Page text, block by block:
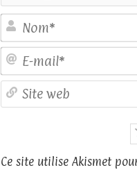
Ce site utilise Akismet